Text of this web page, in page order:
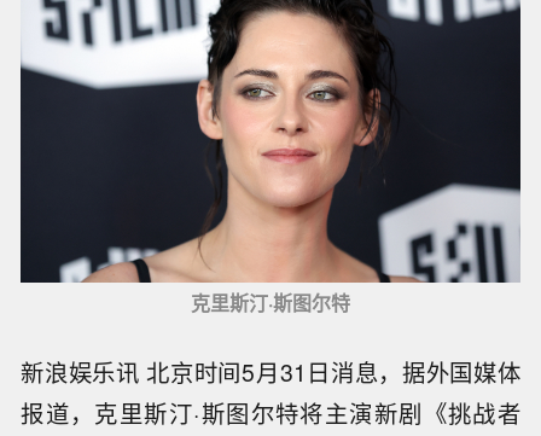
克里斯汀·斯图尔特
新浪娱乐讯 北京时间5月31日消息，据外国媒体
报道，克里斯汀·斯图尔特将主演新剧《挑战者